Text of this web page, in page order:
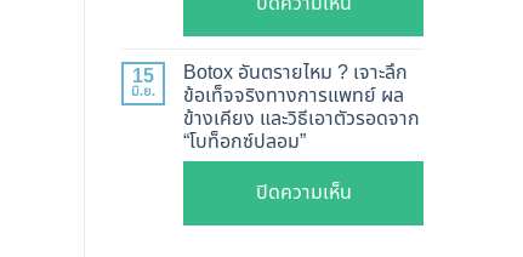
ทำงาน
ยี่ห้อ
ไหน
ดี
และ
วิธี
ดูแล
ให้
Shape
ปลอดภัย
ชัดเจน
เจาะ
ลึก
Botox
กับ
ต่าง
15
มิ.ย.
Botox อันตรายไหม ? เจาะลึก
ข้อเท็จจริงทางการแพทย์ ผล
ข้างเคียง และวิธีเอาตัวรอดจาก
“โบท็อกซ์ปลอม”
ปิดความเห็นบน
Botox